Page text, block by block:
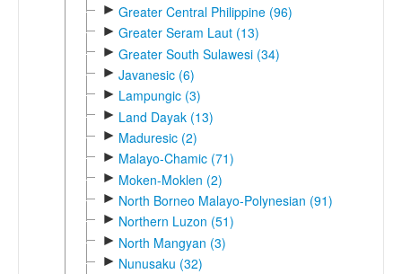
► Greater Central Philippine (96)
► Greater Seram Laut (13)
► Greater South Sulawesi (34)
► Javanesic (6)
► Lampungic (3)
► Land Dayak (13)
► Maduresic (2)
► Malayo-Chamic (71)
► Moken-Moklen (2)
► North Borneo Malayo-Polynesian (91)
► Northern Luzon (51)
► North Mangyan (3)
► Nunusaku (32)